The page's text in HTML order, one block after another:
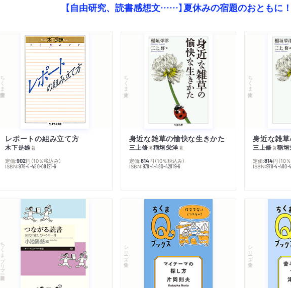
【自由研究、読書感想文……】夏休みの宿題のおともに！
ちくま学芸文庫
レポートの組み立て方
木下是雄著
定価:902円 （10％税込み）
ISBN:978-4-480-08121-6
ちくま文庫
身近な雑草の愉快な生きかた
三上修著稲垣栄洋著
定価:814円 （10％税込み）
ISBN:978-4-480-42819-6
ちくま文庫
身近な雑
三上修著稲
定価:814円 （10
ISBN:978-4-480-
ちくまプリマー新書 シリーズ・全集 シリーズ・全集